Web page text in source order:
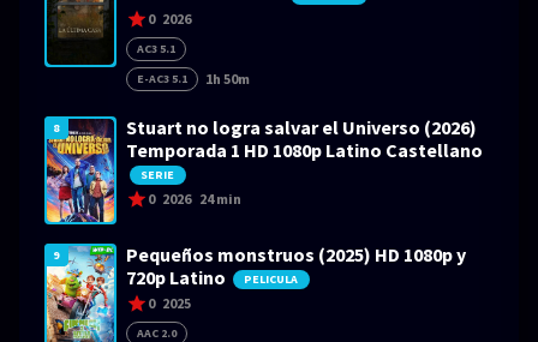
0 2026
AC3 5.1
E-AC3 5.1
1h 50m
8
Stuart no logra salvar el Universo (2026)
Temporada 1 HD 1080p Latino Castellano
SERIE
0 2026 24 min
9
Pequeños monstruos (2025) HD 1080p y
720p Latino
PELICULA
0 2025
AAC 2.0